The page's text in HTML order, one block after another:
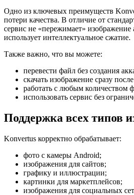
Одно из ключевых преимуществ
потери качества. В отличие от
сервис не «пережимает» изображение
использует интеллектуальное сжатие.
Также важно, что вы можете:
перевести файл без создания
скачать изображение сразу
работать с любым количеством
использовать сервис без
Поддержка всех типов
Konvertus корректно обрабатывает:
фото с камеры Android;
изображения для сайтов;
графику и иллюстрации;
картинки для маркетплейсов;
изображения для социальных